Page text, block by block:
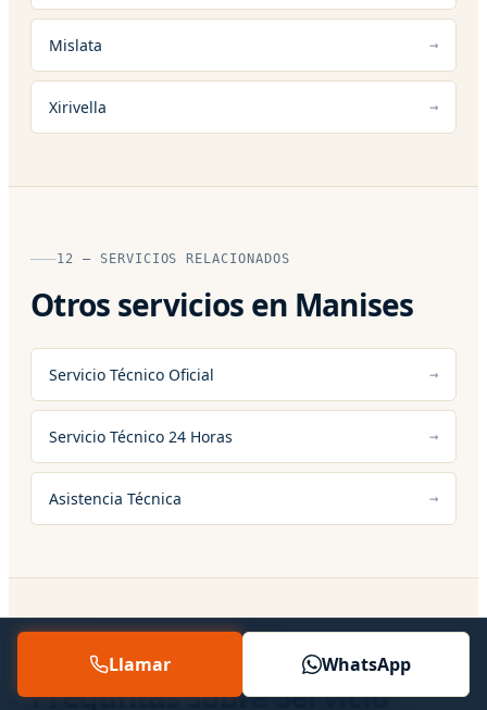
Mislata
Xirivella
12 — SERVICIOS RELACIONADOS
Otros servicios en Manises
Servicio Técnico Oficial
Servicio Técnico 24 Horas
Asistencia Técnica
Preguntas sobre Servicio
Llamar WhatsApp